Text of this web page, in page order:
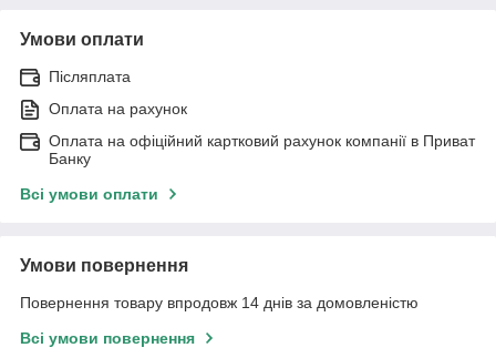
Умови оплати
Післяплата
Оплата на рахунок
Оплата на офіційний картковий рахунок компанії в Приват
Банку
Всі умови оплати
Умови повернення
Повернення товару впродовж 14 днів за домовленістю
Всі умови повернення